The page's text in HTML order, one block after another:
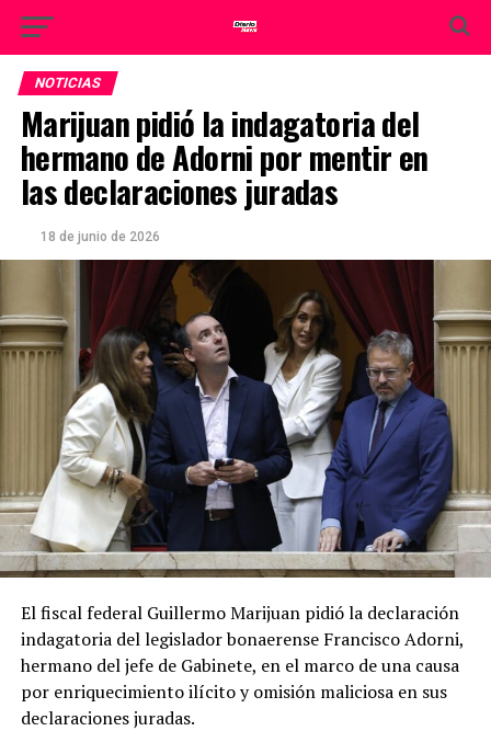
NOTICIAS
Marijuan pidió la indagatoria del
hermano de Adorni por mentir en
las declaraciones juradas
18 de junio de 2026
El fiscal federal Guillermo Marijuan pidió la declaración
indagatoria del legislador bonaerense Francisco Adorni,
hermano del jefe de Gabinete, en el marco de una causa
por enriquecimiento ilícito y omisión maliciosa en sus
declaraciones juradas.